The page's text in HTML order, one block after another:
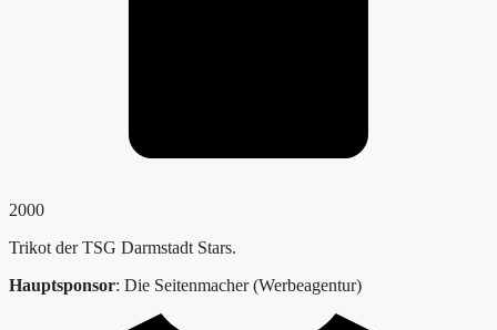
2000
Trikot der TSG Darmstadt Stars.
Hauptsponsor: Die Seitenmacher (Werbeagentur)